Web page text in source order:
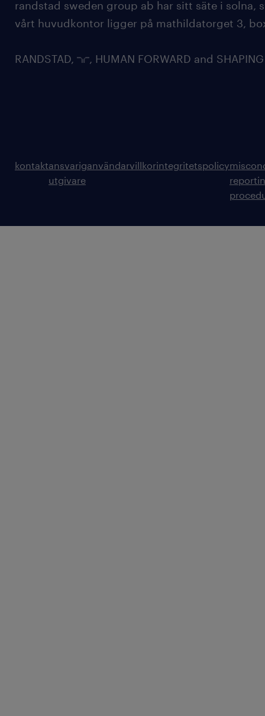
randstad sweden group ab har sitt säte i solna,
vårt huvudkontor ligger på mathildatorget 3,
RANDSTAD, , HUMAN FORWARD and
kontaktansvarig
utgivare
användarvillkorintegritetspolicy